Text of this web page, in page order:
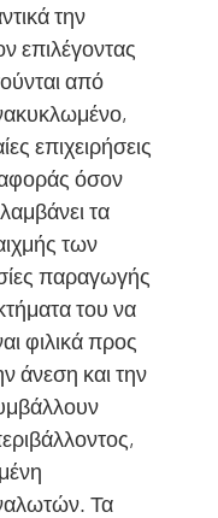
την
επιλέγοντας
από
επιχειρήσεις
όσον
τα
των
παραγωγής
του να
φιλικά προς
άνεση και την
Τα